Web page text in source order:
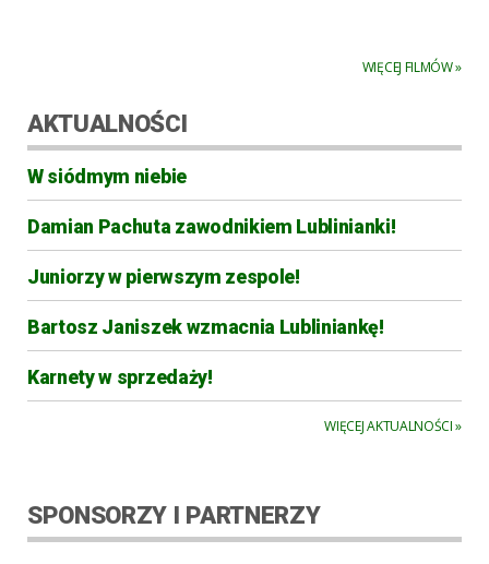
WIĘCEJ FILMÓW »
AKTUALNOŚCI
W siódmym niebie
Damian Pachuta zawodnikiem Lublinianki!
Juniorzy w pierwszym zespole!
Bartosz Janiszek wzmacnia Lubliniankę!
Karnety w sprzedaży!
WIĘCEJ AKTUALNOŚCI »
SPONSORZY I PARTNERZY